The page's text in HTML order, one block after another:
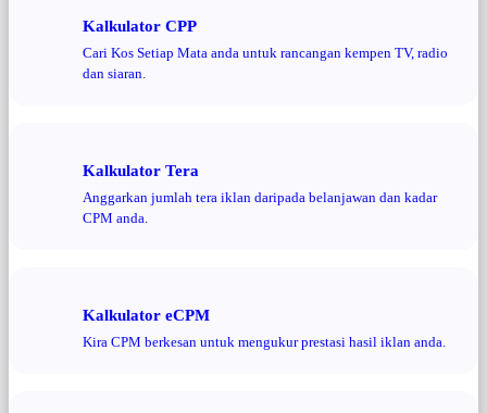
Kalkulator CPP
Cari Kos Setiap Mata anda untuk rancangan kempen TV, radio
dan siaran.
Kalkulator Tera
Anggarkan jumlah tera iklan daripada belanjawan dan kadar
CPM anda.
Kalkulator eCPM
Kira CPM berkesan untuk mengukur prestasi hasil iklan anda.